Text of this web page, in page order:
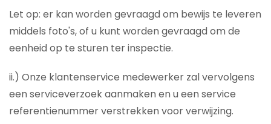
Let op: er kan worden gevraagd om bewijs te leveren
middels foto's, of u kunt worden gevraagd om de
eenheid op te sturen ter inspectie.
ii.) Onze klantenservice medewerker zal vervolgens
een serviceverzoek aanmaken en u een service
referentienummer verstrekken voor verwijzing.